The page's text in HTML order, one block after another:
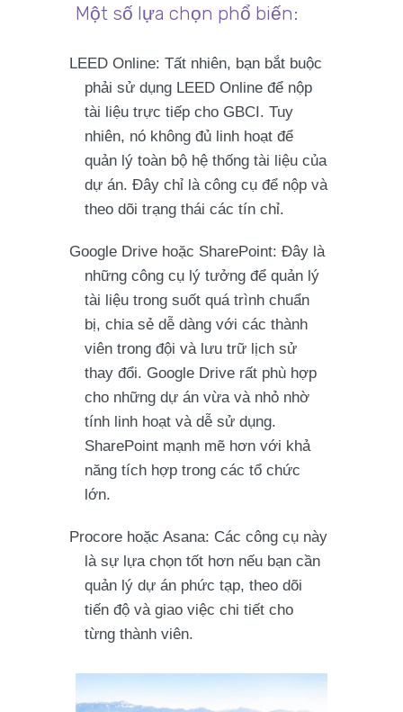
Một số lựa chọn phổ biến:
LEED Online: Tất nhiên, bạn bắt buộc
phải sử dụng LEED Online để nộp
tài liệu trực tiếp cho GBCI. Tuy
nhiên, nó không đủ linh hoạt để
quản lý toàn bộ hệ thống tài liệu của
dự án. Đây chỉ là công cụ để nộp và
theo dõi trạng thái các tín chỉ.
Google Drive hoặc SharePoint: Đây là
những công cụ lý tưởng để quản lý
tài liệu trong suốt quá trình chuẩn
bị, chia sẻ dễ dàng với các thành
viên trong đội và lưu trữ lịch sử
thay đổi. Google Drive rất phù hợp
cho những dự án vừa và nhỏ nhờ
tính linh hoạt và dễ sử dụng.
SharePoint mạnh mẽ hơn với khả
năng tích hợp trong các tổ chức
lớn.
Procore hoặc Asana: Các công cụ này
là sự lựa chọn tốt hơn nếu bạn cần
quản lý dự án phức tạp, theo dõi
tiến độ và giao việc chi tiết cho
từng thành viên.